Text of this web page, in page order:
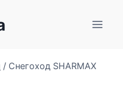
/ Снегоход SHARMAX